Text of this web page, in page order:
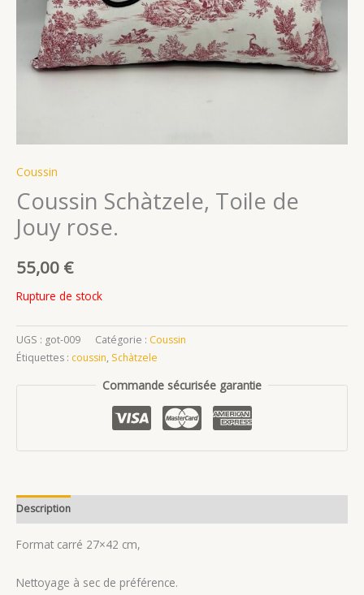
Coussin
Coussin Schàtzele, Toile de
Jouy rose.
55,00 €
Rupture de stock
UGS : got-009 Catégorie : Coussin
Étiquettes : coussin, Schàtzele
Commande sécurisée garantie
Description
Format carré 27×42 cm,
Nettoyage à sec de préférence.